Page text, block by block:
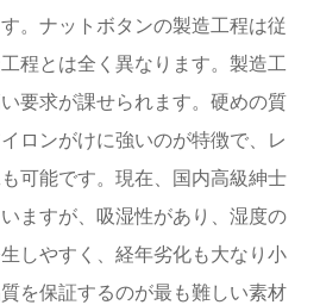
。ナットボタンの製造工程は従
程とは全く異なります。製造工
要求が課せられます。硬めの質
ロンがけに強いのが特徴で、レ
可能です。現在、国内高級紳士
ますが、吸湿性があり、湿度の
しやすく、経年劣化も大なり小
を保証するのが最も難しい素材